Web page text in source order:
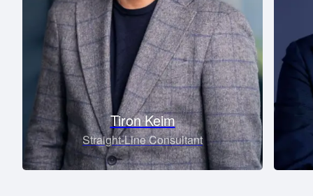
Tiron Keim
Straight-Line Consultant